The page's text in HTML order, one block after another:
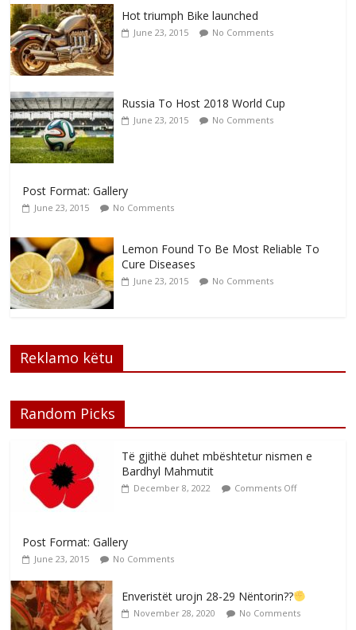
Hot triumph Bike launched
June 23, 2015 No Comments
Russia To Host 2018 World Cup
June 23, 2015 No Comments
Post Format: Gallery
June 23, 2015 No Comments
Lemon Found To Be Most Reliable To
Cure Diseases
June 23, 2015 No Comments
Reklamo këtu
Random Picks
Të gjithë duhet mbështetur nismen e
Bardhyl Mahmutit
December 8, 2022 Comments Off
Post Format: Gallery
June 23, 2015 No Comments
Enveristët urojn 28-29 Nëntorin??
November 28, 2020 No Comments